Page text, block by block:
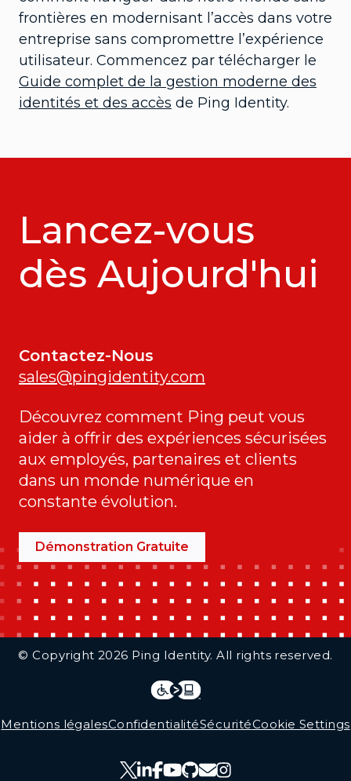
frontières en modernisant l’accès dans votre
entreprise sans compromettre l’expérience
utilisateur. Commencez par télécharger le
Guide complet de la gestion moderne des
identités et des accès de Ping Identity.
Lancez-vous
dès Aujourd'hui
Contactez-Nous
sales@pingidentity.com
Découvrez comment Ping peut vous
aider à offrir des expériences sécurisées
aux employés, partenaires et clients
dans un monde numérique en
constante évolution.
Démonstration Gratuite
© Copyright 2026 Ping Identity. All rights reserved.
Mentions légalesConfidentialitéSécuritéCookie Settings